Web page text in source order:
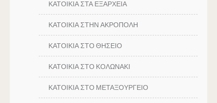
ΚΑΤΟΙΚΙΑ ΣΤΑ ΕΞΑΡΧΕΙΑ
ΚΑΤΟΙΚΙΑ ΣΤΗΝ ΑΚΡΟΠΟΛΗ
ΚΑΤΟΙΚΙΑ ΣΤΟ ΘΗΣΕΙΟ
ΚΑΤΟΙΚΙΑ ΣΤΟ ΚΟΛΩΝΑΚΙ
ΚΑΤΟΙΚΙΑ ΣΤΟ ΜΕΤΑΞΟΥΡΓΕΙΟ